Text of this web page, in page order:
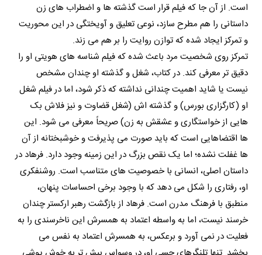
است. از آن جا که فیلم قرار است گذشته ها و اضطراب های زن
داستانی را هم مطرح سازد، نوعی تعلیق و آویختگی در این محوریت
و تمرکز ایجاد شده که توازن روایت را بر هم می زند.
تمرکز روی شخصیت مرد باعث شده که فیلم شناسه های هویتی او را
دقیق تر معرفی کند. در کتاب، شغل و گذشته او چندان مشخص
نیست یا شاید اهمیت چندانی نداشته که ذکر شود، اما در فیلم شغل
او (کارگزاری بورس) و گذشته اش (شغل قضاوت و نیز فلاش بک
هایی از خواستگاری و عشقش به زن) صریحاً معرفی می شود. این
ها اقتضاهایی است که باید صورت می پذیرفت و خوشبختانه از آن
ها غفلت نشده؛ اما یک نقص بزرگ در این زمینه وجود دارد. فرهاد در
داستان اصلی، انسانی با خصوصیت های متناسب است. روشنفکری
او، رفتاری را شکل می دهد که با وجود برخی احساسات پنهان،
منطبق با فرهنگ مدرن است. فرهاد از بازگشت رهبر ارکستر چندان
خرسند نیست، اما به واسطه اعتماد به همسرش این ناخرسندی را به
فعلیت در نمی آورد و برعکس، به همسرش اعتماد به نفس می